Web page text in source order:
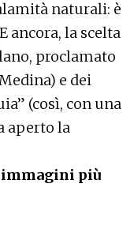
naturali: è
ancora, la scelta
proclamato
e dei
(così, con una
aperto la
immagini più